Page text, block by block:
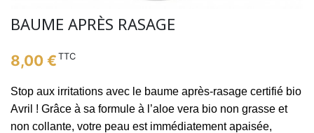
BAUME APRÈS RASAGE
8,00 € TTC
Stop aux irritations avec le baume après-rasage certifié bio
Avril ! Grâce à sa formule à l’aloe vera bio non grasse et
non collante, votre peau est immédiatement apaisée,